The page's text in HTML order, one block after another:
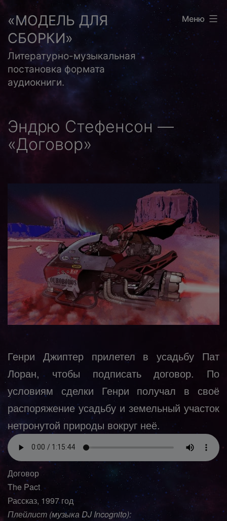
Перейти
содержимому
«МОДЕЛЬ ДЛЯ
СБОРКИ»
Литературно-музыкальная
постановка формата
аудиокниги.
Меню
Эндрю Стефенсон —
«Договор»
Генри Джиптер прилетел в усадьбу Пат
Лоран, чтобы подписать договор. По
условиям сделки Генри получал в своё
распоряжение усадьбу и земельный участок
нетронутой природы вокруг неё.
Договор
The Pact
Рассказ, 1997 год
Плейлист (музыка DJ Incognito):